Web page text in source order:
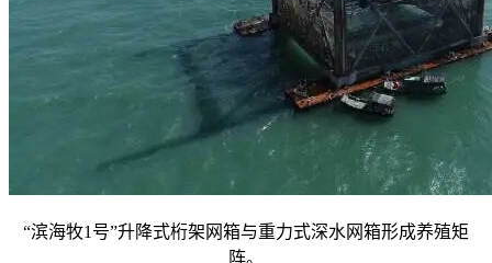
“滨海牧1号”升降式桁架网箱与重力式深水网箱形成养殖矩
阵。